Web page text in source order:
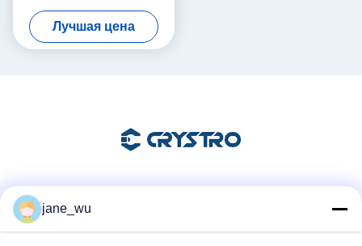
Фарадея SGS ОКТЯБРЯ
Лучшая цена
jane_wu